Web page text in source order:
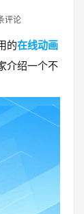
评论
的在线动画
介绍一个不